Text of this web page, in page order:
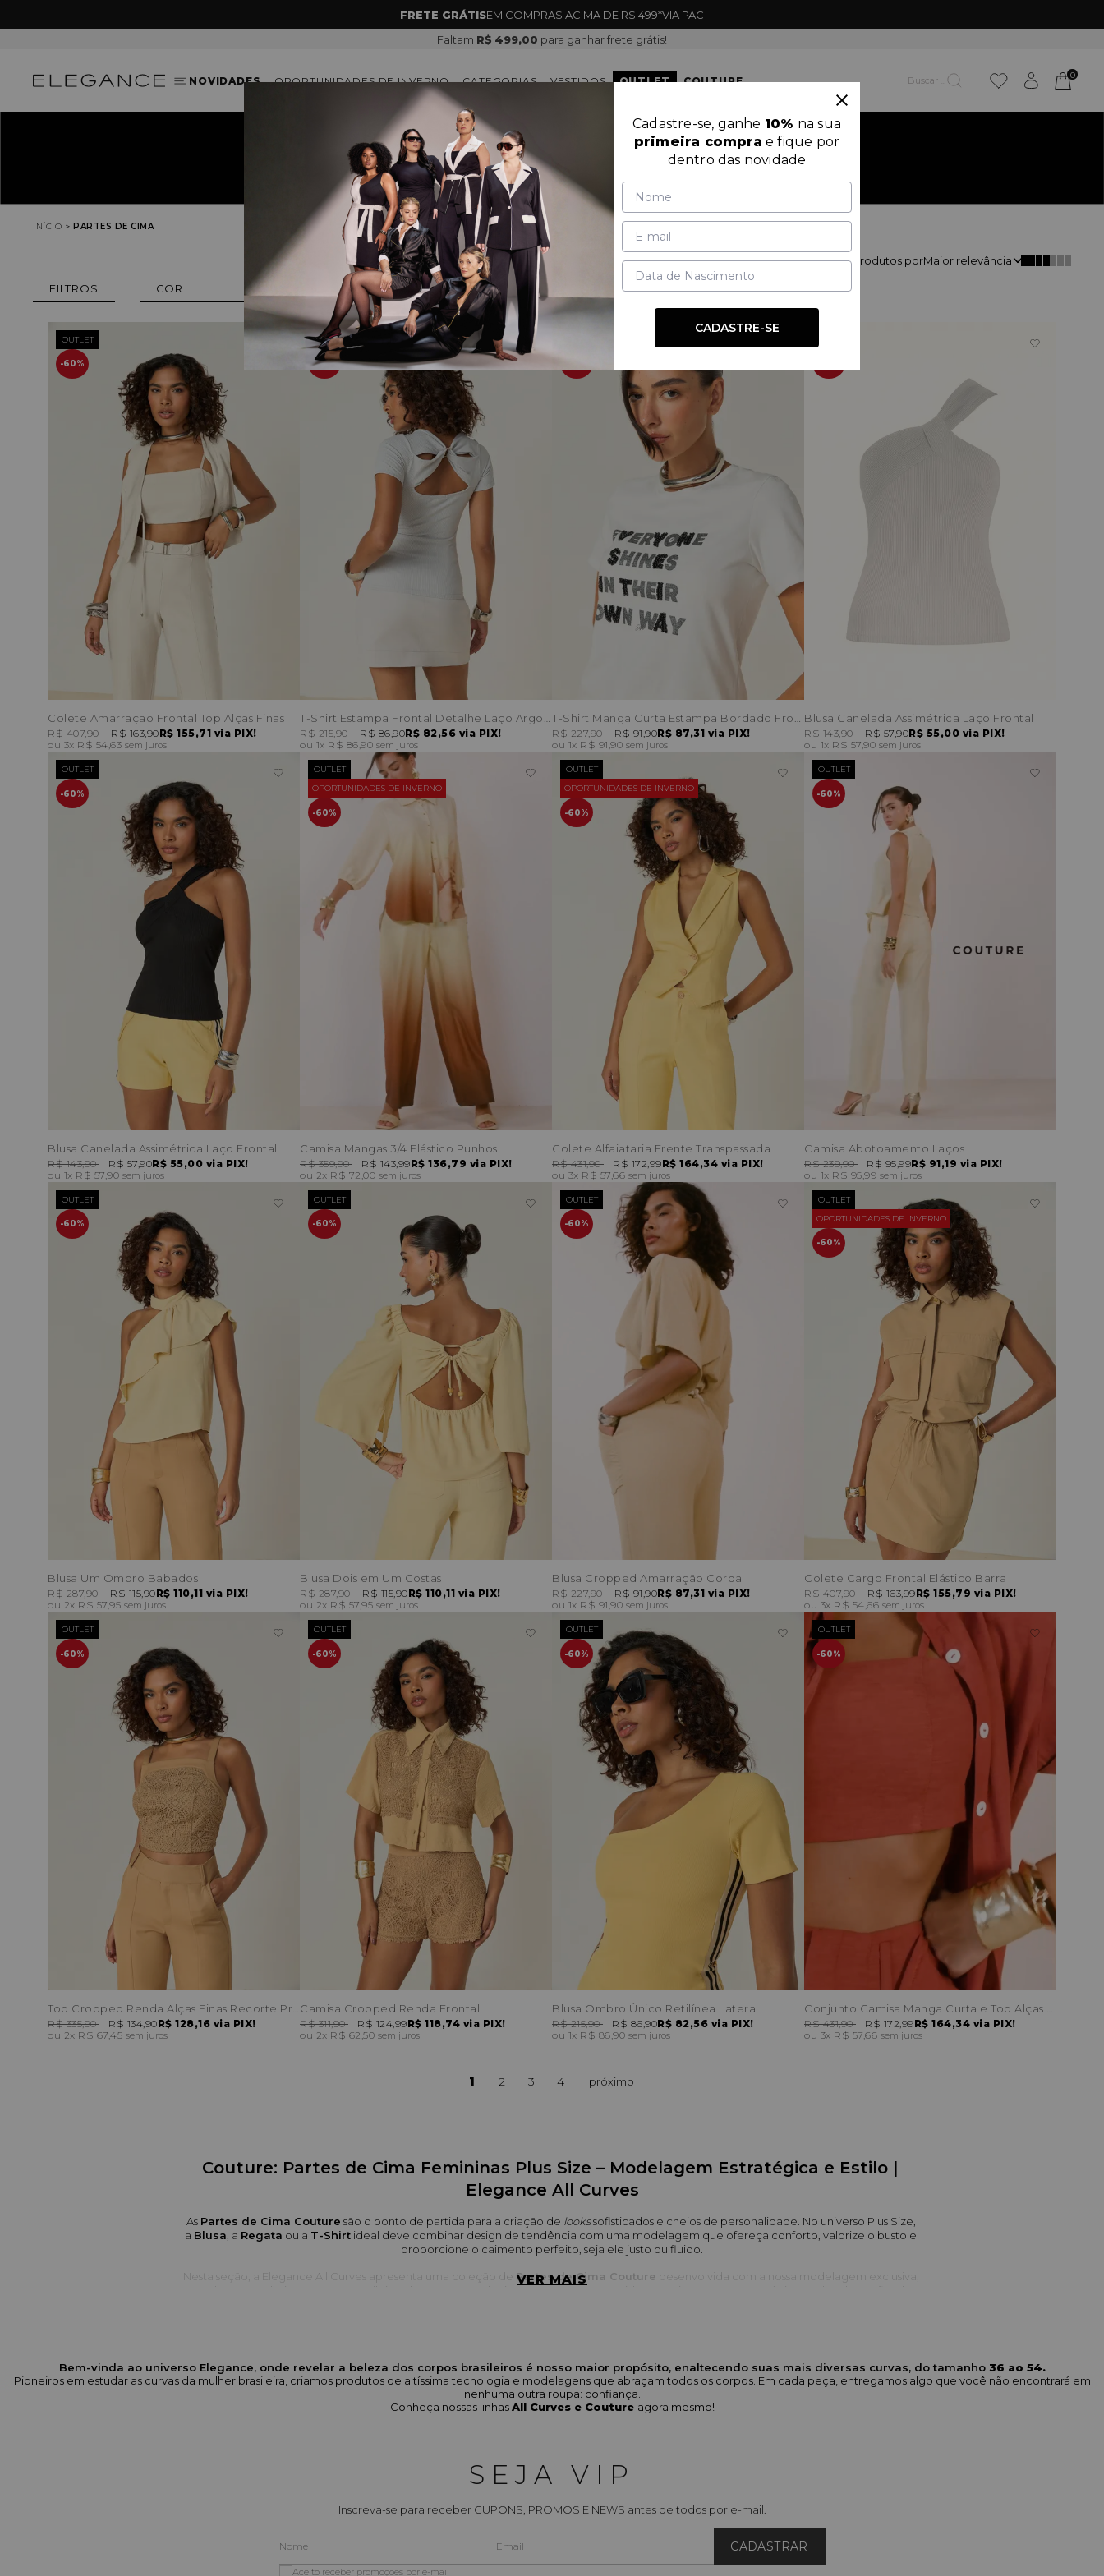
PRIMEIRA DEVOLUÇÃO GRÁTIS *RÁPIDO E FÁCIL
Faltam R$ 499,00 para ganhar frete grátis!
NOVIDADES OPORTUNIDADES DE INVERNO CATEGORIAS VESTIDOS OUTLET COUTURE 0
PARTES DE CIMA
INÍCIO PARTES DE CIMA
Classificar196produtos porMaior relevância
COR MARCA PREÇO
60%
OUTLET
Colete Amarração Frontal Top Alças Finas
R$ 155,71 via PIX!
R$ 407,90
R$ 163,90
3x R$ 54,63 sem juros
60%
OUTLET
R$ 82,56 via PIX!
R$ 215,90
R$ 86,90
1x R$ 86,90 sem juros
R$ 87,31 via PIX!
R$ 227,90
R$ 91,90
1x R$ 91,90 sem juros
Blusa Canelada Assimétrica Laço Frontal
R$ 55,00 via PIX!
R$ 143,90
R$ 57,90
1x R$ 57,90 sem juros
60%
OUTLET
Blusa Canelada Assimétrica Laço Frontal
R$ 55,00 via PIX!
R$ 143,90
R$ 57,90
1x R$ 57,90 sem juros
60%
OPORTUNIDADES DE INVERNO
OUTLET
Camisa Mangas 3/4 Elástico Punhos
R$ 136,79 via PIX!
R$ 359,90
R$ 143,99
2x R$ 72,00 sem juros
60%
OPORTUNIDADES DE INVERNO
OUTLET
Colete Alfaiataria Frente Transpassada
R$ 164,34 via PIX!
R$ 431,90
R$ 172,99
3x R$ 57,66 sem juros
60%
OUTLET
Camisa Abotoamento Laços
R$ 91,19 via PIX!
R$ 239,90
R$ 95,99
1x R$ 95,99 sem juros
60%
OUTLET
Blusa Um Ombro Babados
R$ 110,11 via PIX!
R$ 287,90
R$ 115,90
2x R$ 57,95 sem juros
60%
OUTLET
Blusa Dois em Um Costas
R$ 110,11 via PIX!
R$ 287,90
R$ 115,90
2x R$ 57,95 sem juros
60%
OUTLET
Blusa Cropped Amarração Corda
R$ 87,31 via PIX!
R$ 227,90
R$ 91,90
1x R$ 91,90 sem juros
60%
OPORTUNIDADES DE INVERNO
OUTLET
Colete Cargo Frontal Elástico Barra
R$ 155,79 via PIX!
R$ 407,90
R$ 163,99
3x R$ 54,66 sem juros
60%
OUTLET
R$ 128,16 via PIX!
R$ 335,90
R$ 134,90
2x R$ 67,45 sem juros
60%
OUTLET
Camisa Cropped Renda Frontal
R$ 118,74 via PIX!
R$ 311,90
R$ 124,99
2x R$ 62,50 sem juros
60%
OUTLET
Blusa Ombro Único Retilínea Lateral
R$ 82,56 via PIX!
R$ 215,90
R$ 86,90
1x R$ 86,90 sem juros
60%
OUTLET
R$ 164,34 via PIX!
R$ 431,90
R$ 172,99
3x R$ 57,66 sem juros
1 2 3 4
Couture: Partes de Cima Femininas Plus Size – Modelagem Estratégica e Estilo |
Elegance All Curves
As Partes de Cima Couture são o ponto de partida para a criação de looks sofisticados e cheios de personalidade. No universo Plus Size,
a Blusa , a Regata ou a T-Shirt ideal deve combinar design de tendência com uma modelagem que ofereça conforto, valorize o busto e
proporcione o caimento perfeito, seja ele justo ou fluido.
Nesta seção, a Elegance All Curves apresenta uma coleção de Partes de Cima Couture desenvolvida com a nossa modelagem exclusiva,
Nossa curadoria oferece blusas, regatas e t-shirts versáteis, com o toque de exclusividade da linha Couture:
Peças com assimetrias (como a Regata Assimétrica Alças Finas
que foge do básico, proporcionando um visual contemporâneo.
Blusas com amarrações, laços frontais (ex: Blusa Canelada Assimétrica Laço Frontal
Opções que vão do clássico essencial, para usar sob blazers, até peças
VER MAIS
Bem-vinda ao universo Elegance, onde revelar a beleza dos corpos brasileiros é nosso maior propósito, enaltecendo suas mais diversas curvas, do tamanho36 ao 54.
Pioneiros em estudar as curvas da mulher brasileira, criamos produtos de altíssima tecnologia e modelagens que abraçam todos os corpos. Em cada peça, entregamos algo que você não encontrará em
nenhuma outra roupa: confiança.
Conheça nossas linhasAll Curves e Couture agora mesmo!
SEJA VIP
Inscreva-se para receber CUPONS, PROMOS E NEWS antes de todos por e-mail.
CADASTRAR
Aceito receber promoções por e-mail
Cadastre-se, ganhe 10% na sua
primeira compra e fique por
dentro das novidade
CADASTRE-SE